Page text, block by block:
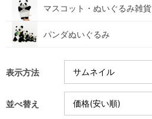
マスコット・ぬいぐるみ雑貨
パンダぬいぐるみ
表示方法
並べ替え